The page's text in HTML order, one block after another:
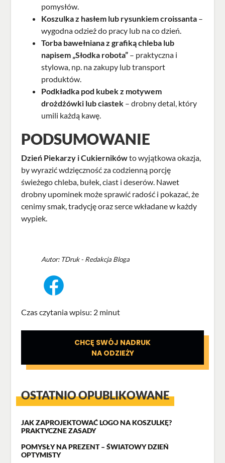
pomysłów.
Koszulka z hasłem lub rysunkiem croissanta –
wygodna odzież do pracy lub na co dzień.
Torba bawełniana z grafikąchleba lub
napisem „Słodka robota” – praktyczna i
stylowa, np. na zakupy lub transport
produktów.
Podkładka pod kubek z motywem
drożdżówki lub ciastek – drobny detal, który
umili każdą kawę.
PODSUMOWANIE
Dzień Piekarzy i Cukiernikówto wyjątkowa okazja,
by wyrazić wdzięczność za codzienną porcję
świeżego chleba, bułek, ciast i deserów. Nawet
drobny upominek może sprawić radość i pokazać, że
cenimy smak, tradycję oraz serce wkładane w każdy
wypiek.
Autor: TDruk - Redakcja Bloga
Czas czytania wpisu: 2 minut
CHCĘ SWÓJ NADRUK
NA ODZIEŻY
OSTATNIO OPUBLIKOWANE
JAK ZAPROJEKTOWAĆ LOGO NA KOSZULKĘ?
PRAKTYCZNE ZASADY
POMYSŁY NA PREZENT – ŚWIATOWY DZIEŃ
OPTYMISTY